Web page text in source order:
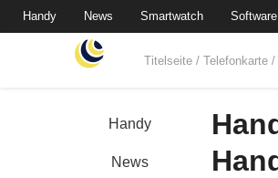
Handy News Smartwatch Software
Titelseite / Telefonkarte /
Handy
News